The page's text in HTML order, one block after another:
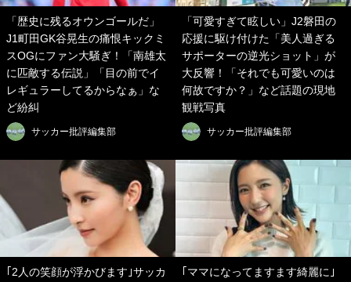
「歴史に残るオウンゴールだ」
J1町田GK谷晃生の痛恨キックミ
スOGにファン大騒ぎ！「南雄太
に匹敵する伝説」「目の前でイ
レギュラーしてるからなぁ」な
ど紛糾
サッカー批評編集部
「可愛すぎて眩しい」J2磐田の
応援に駆け付けた「美人過ぎる
サポーターの逆光ショット」が
大反響！「それでも可愛いのは
何故ですか？」など話題の現地
観戦写真
サッカー批評編集部
｢2人の笑顔が浮かびます｣サッカ
｢ママになってますます綺麗に｣